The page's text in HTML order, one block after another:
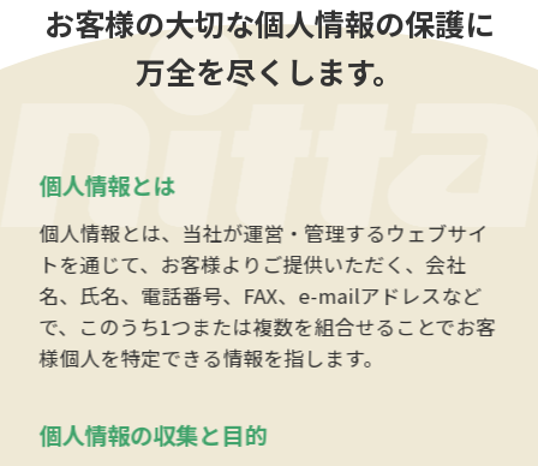
お客様の大切な個人情報の保護に
万全を尽くします。
個人情報とは
個人情報とは、当社が運営・管理するウェブサイ
トを通じて、お客様よりご提供いただく、会社
名、氏名、電話番号、FAX、e-mailアドレスなど
で、このうち1つまたは複数を組合せることでお客
様個人を特定できる情報を指します。
個人情報の収集と目的